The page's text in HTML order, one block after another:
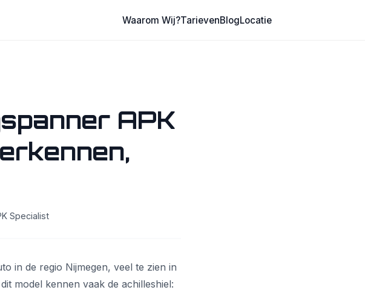
Waarom Wij?TarievenBlogLocatie
APK
Specialist
in de regio Nijmegen, veel te zien in
model kennen vaak de achilleshiel: